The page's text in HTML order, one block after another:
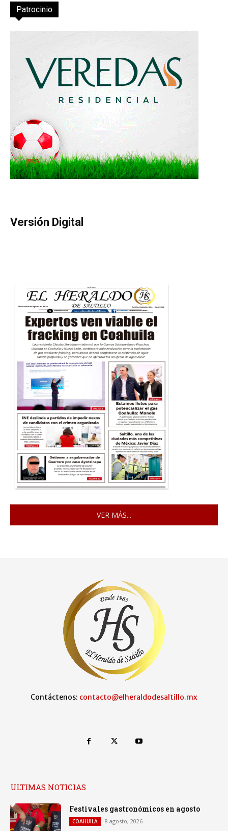
Patrocinio
Versión Digital
VER MÁS...
Contáctenos: contacto@elheraldodesaltillo.mx
ULTIMAS NOTICIAS
Festivales gastronómicos en agosto
COAHUILA 8 agosto, 2026